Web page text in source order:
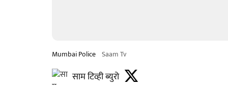
Mumbai Police Saam Tv
साम टिव्ही ब्युरो